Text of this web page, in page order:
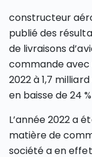
constructeur
publié des
de livraisons
commande avec
2022 à 1,7
en baisse de 24
L’année 2022 a
matière de
société a en